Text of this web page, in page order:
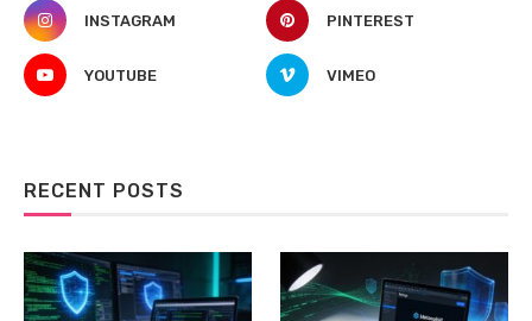
INSTAGRAM PINTEREST
YOUTUBE VIMEO
RECENT POSTS